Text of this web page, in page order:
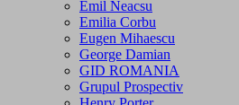
Emil Neacsu
Emilia Corbu
Eugen Mihaescu
George Damian
GID ROMANIA
Grupul Prospectiv